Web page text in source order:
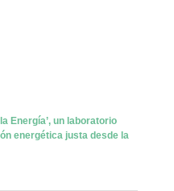
Energía’, un laboratorio
energética justa desde la